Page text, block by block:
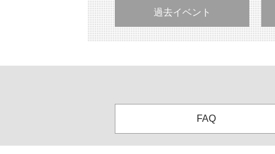
過去イベント
FAQ